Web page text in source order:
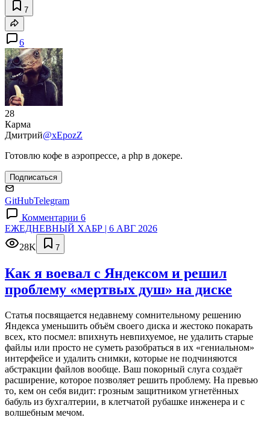
7
6
28
Карма
Дмитрий@xEpozZ
Готовлю кофе в аэропрессе, а php в докере.
Подписаться
GitHubTelegram
Комментарии 6
ЕЖЕДНЕВНЫЙ ХАБР | 6 АВГ 2026
28K
7
Как я воевал с Яндексом и решил
проблему «мертвых душ» на диске
Статья посвящается недавнему сомнительному решению
Яндекса уменьшить объём своего диска и жестоко покарать
всех, кто посмел: впихнуть невпихуемое, не удалить старые
файлы или просто не суметь разобраться в их «гениальном»
интерфейсе и удалить снимки, которые не подчиняются
абстракции файлов вообще. Ваш покорный слуга создаёт
расширение, которое позволяет решить проблему. На превью
то, кем он себя видит: грозным защитником угнетённых
бабуль из бухгалтерии, в клетчатой рубашке инженера и с
волшебным мечом.